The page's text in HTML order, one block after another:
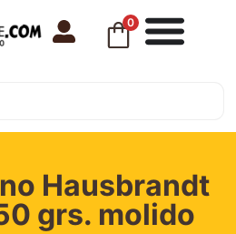
0
Hausbrandt
grs. molido